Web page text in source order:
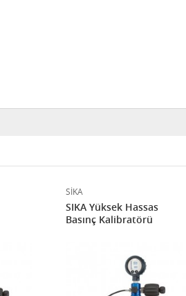
SİKA
SIKA Yüksek Hassas
Basınç Kalibratörü